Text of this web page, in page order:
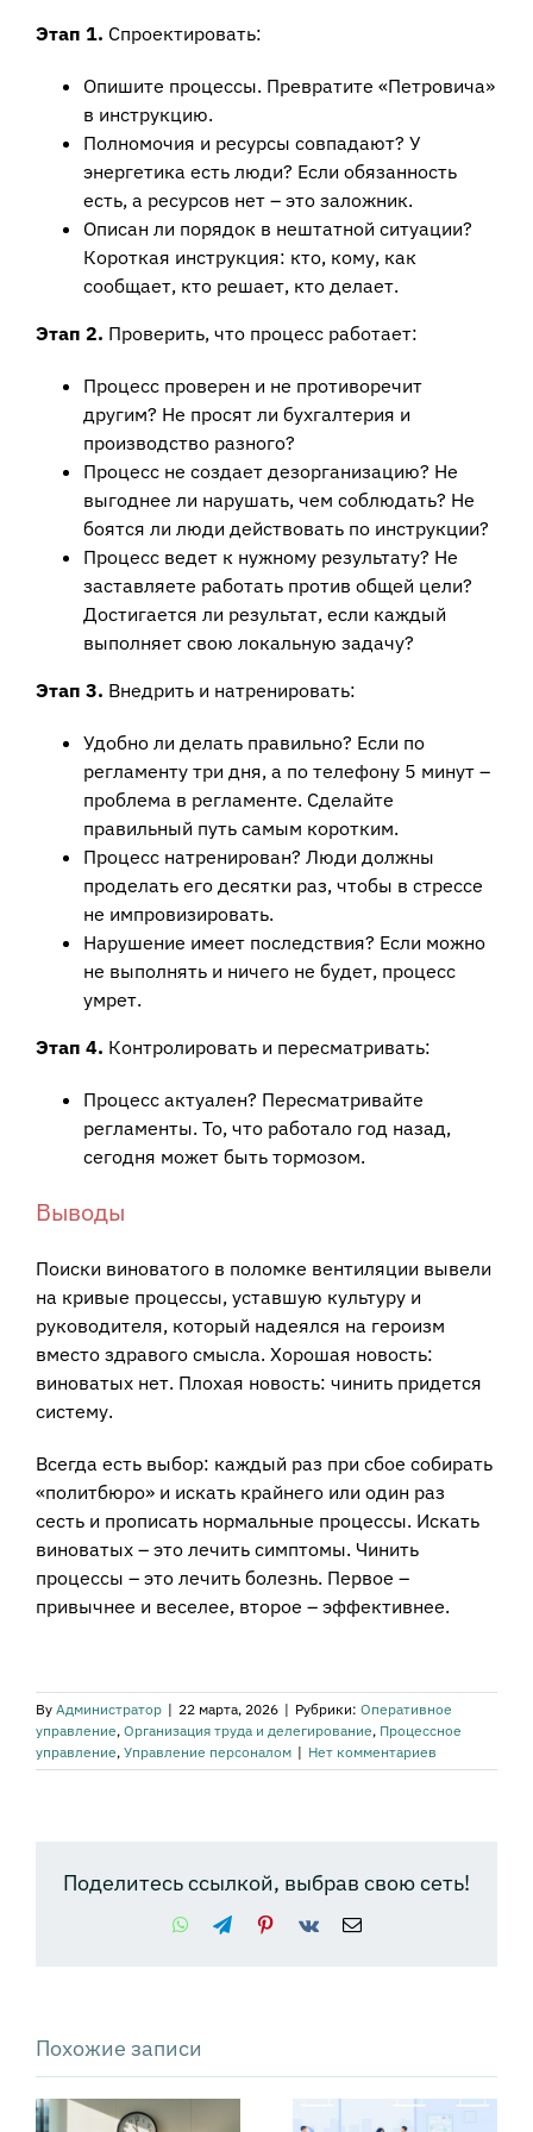
Этап 1. Спроектировать:
Опишите процессы. Превратите «Петровича»
в инструкцию.
Полномочия и ресурсы совпадают? У
энергетика есть люди? Если обязанность
есть, а ресурсов нет – это заложник.
Описан ли порядок в нештатной ситуации?
Короткая инструкция: кто, кому, как
сообщает, кто решает, кто делает.
Этап 2. Проверить, что процесс работает:
Процесс проверен и не противоречит
другим? Не просят ли бухгалтерия и
производство разного?
Процесс не создает дезорганизацию? Не
выгоднее ли нарушать, чем соблюдать? Не
боятся ли люди действовать по инструкции?
Процесс ведет к нужному результату? Не
заставляете работать против общей цели?
Достигается ли результат, если каждый
выполняет свою локальную задачу?
Этап 3. Внедрить и натренировать:
Удобно ли делать правильно? Если по
регламенту три дня, а по телефону 5 минут –
проблема в регламенте. Сделайте
правильный путь самым коротким.
Процесс натренирован? Люди должны
проделать его десятки раз, чтобы в стрессе
не импровизировать.
Нарушение имеет последствия? Если можно
не выполнять и ничего не будет, процесс
умрет.
Этап 4. Контролировать и пересматривать:
Процесс актуален? Пересматривайте
регламенты. То, что работало год назад,
сегодня может быть тормозом.
Выводы
Поиски виноватого в поломке вентиляции вывели
на кривые процессы, уставшую культуру и
руководителя, который надеялся на героизм
вместо здравого смысла. Хорошая новость:
виноватых нет. Плохая новость: чинить придется
систему.
Всегда есть выбор: каждый раз при сбое собирать
«политбюро» и искать крайнего или один раз
сесть и прописать нормальные процессы. Искать
виноватых – это лечить симптомы. Чинить
процессы – это лечить болезнь. Первое –
привычнее и веселее, второе – эффективнее.
By Администратор | 22 марта, 2026 | Рубрики: Оперативное
управление, Организация труда и делегирование, Процессное
управление, Управление персоналом | Нет комментариев
Поделитесь ссылкой, выбрав свою сеть!
WhatsApp
TelegramPinterest
Vk Email
Похожие записи
Как управлять
Почему